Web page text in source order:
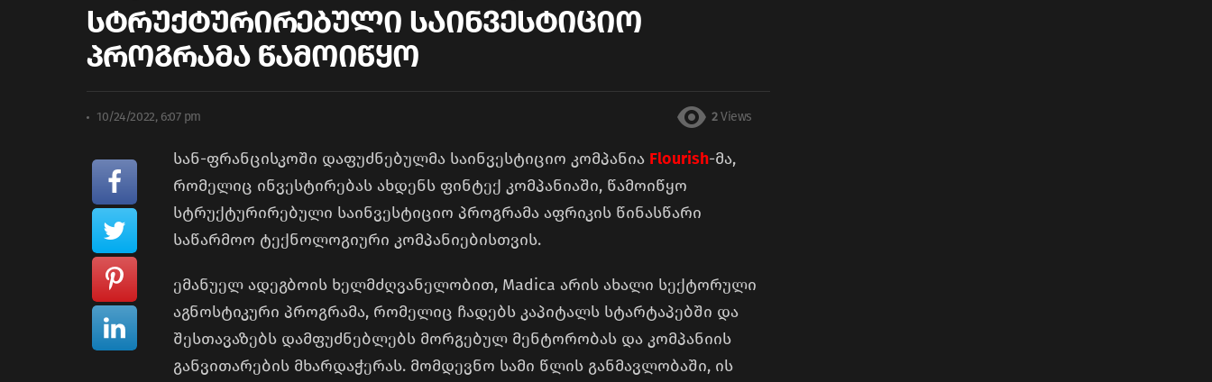
სტრუქტურირებული საინვესტიციო
პროგრამა წამოიწყო
10/24/2022, 6:07 pm 2 Views
სან-ფრანცისკოში დაფუძნებულმა საინვესტიციო კომპანია Flourish-მა,
რომელიც ინვესტირებას ახდენს ფინტექ კომპანიაში, წამოიწყო
სტრუქტურირებული საინვესტიციო პროგრამა აფრიკის წინასწარი
საწარმოო ტექნოლოგიური კომპანიებისთვის.
ემანუელ ადეგბოის ხელმძღვანელობით, Madica არის ახალი სექტორული
აგნოსტიკური პროგრამა, რომელიც ჩადებს კაპიტალს სტარტაპებში და
შესთავაზებს დამფუძნებლებს მორგებულ მენტორობას და კომპანიის
განვითარების მხარდაჭერას. მომდევნო სამი წლის განმავლობაში, ის